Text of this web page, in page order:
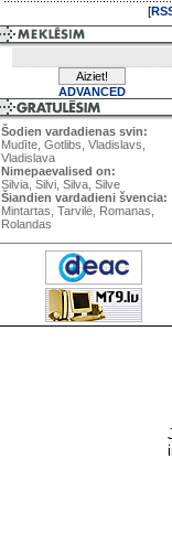
[
ADVANCED
Šodien vardadienas svin:
Mudīte, Gotlibs, Vladislavs,
Vladislava
Nimepaevalised on:
Silvia, Silvi, Silva, Silve
Šiandien vardadieni švencia:
Mintartas, Tarvilė, Romanas,
Rolandas